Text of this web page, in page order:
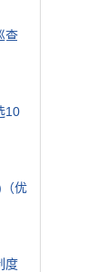
查
10
优
度